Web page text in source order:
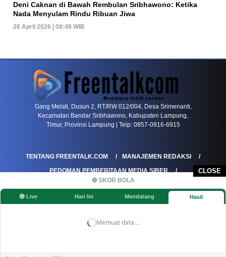
CLOSE
⚽ SKOR BOLA
🔴 Live Hari Ini Mendatang Hasil
Memuat data...
Deni Caknan di Bawah Rembulan Sribhawono: Ketika
Nada Menyulam Rindu Ribuan Jiwa
26 April 2026 | 08:49 WIB
PETIR800 LOGIN Bagaimana Kasino Online Menjadi Bagian
Gang Melati, Dusun 2, RT/RW 012/004, Desa Srimenanti,
Kecamatan Bandar Sribhawono, Kabupaten Lampung,
Timur, Provinsi Lampung | Telp: 0857-0916-6915
TENTANG FREENTALK.COM
MANAJEMEN REDAKSI
PEDOMAN PEMBERITAAN MEDIA SIBER
KOREKSI & KLARIFIKASI
KEBIJAKAN IKLAN / ADVERTORIAL